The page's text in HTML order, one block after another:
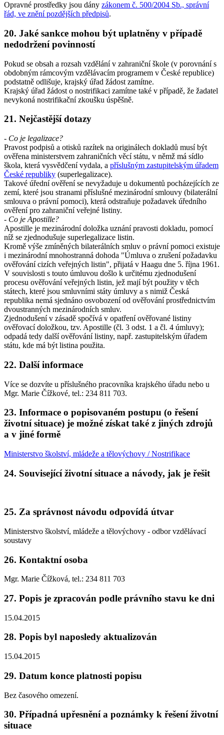
Opravné prostředky jsou dány zákonem č. 500/2004 Sb., správní
řád, ve znění pozdějších předpisů.
20. Jaké sankce mohou být uplatněny v případě
nedodržení povinností
Pokud se obsah a rozsah vzdělání v zahraniční škole (v porovnání s
obdobným rámcovým vzdělávacím programem v České republice)
podstatně odlišuje, krajský úřad žádost zamítne.
Krajský úřad žádost o nostrifikaci zamítne také v případě, že žadatel
nevykoná nostrifikační zkoušku úspěšně.
21. Nejčastější dotazy
- Co je legalizace?
Pravost podpisů a otisků razítek na originálech dokladů musí být
ověřena ministerstvem zahraničních věcí státu, v němž má sídlo
škola, která vysvědčení vydala, a příslušným zastupitelským úřadem
České republiky (superlegalizace).
Takové úřední ověření se nevyžaduje u dokumentů pocházejících ze
zemí, které jsou stranami příslušné mezinárodní smlouvy (bilaterální
smlouva o právní pomoci), která odstraňuje požadavek úředního
ověření pro zahraniční veřejné listiny.
- Co je Apostille?
Apostille je mezinárodní doložka uznání pravosti dokladu, pomocí
níž se zjednodušuje superlegalizace listin.
Kromě výše zmíněných bilaterálních smluv o právní pomoci existuje
i mezinárodní mnohostranná dohoda "Úmluva o zrušení požadavku
ověřování cizích veřejných listin", přijatá v Haagu dne 5. října 1961.
V souvislosti s touto úmluvou došlo k určitému zjednodušení
procesu ověřování veřejných listin, jež mají být použity v těch
státech, které jsou smluvními státy úmluvy a s nimiž Česká
republika nemá sjednáno osvobození od ověřování prostřednictvím
dvoustranných mezinárodních smluv.
Zjednodušení v zásadě spočívá v opatření ověřované listiny
ověřovací doložkou, tzv. Apostille (čl. 3 odst. 1 a čl. 4 úmluvy);
odpadá tedy další ověřování listiny, např. zastupitelským úřadem
státu, kde má být listina použita.
22. Další informace
Více se dozvíte u příslušného pracovníka krajského úřadu nebo u
Mgr. Marie Čížkové, tel.: 234 811 703.
23. Informace o popisovaném postupu (o řešení
životní situace) je možné získat také z jiných zdrojů
a v jiné formě
Ministerstvo školství, mládeže a tělovýchovy / Nostrifikace
24. Související životní situace a návody, jak je řešit
25. Za správnost návodu odpovídá útvar
Ministerstvo školství, mládeže a tělovýchovy - odbor vzdělávací
soustavy
26. Kontaktní osoba
Mgr. Marie Čížková, tel.: 234 811 703
27. Popis je zpracován podle právního stavu ke dni
15.04.2015
28. Popis byl naposledy aktualizován
15.04.2015
29. Datum konce platnosti popisu
Bez časového omezení.
30. Případná upřesnění a poznámky k řešení životní
situace